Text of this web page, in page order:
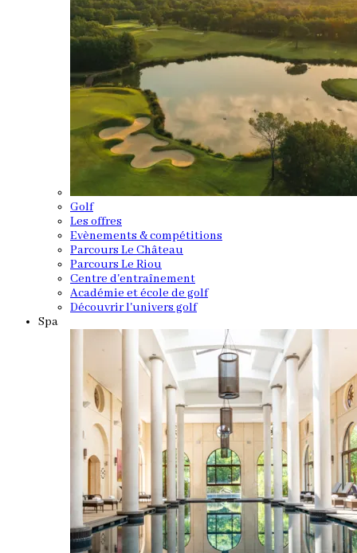
Golf
Les offres
Evènements & compétitions
Parcours Le Château
Parcours Le Riou
Centre d'entraînement
Académie et école de golf
Découvrir l'univers golf
Spa